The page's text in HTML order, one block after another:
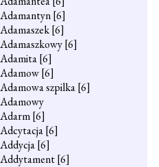
Adamantyn[6]
Adamaszek[6]
Adamaszkowy[6]
Adamita[6]
Adamow[6]
Adamowa szpilka[6]
Adamowy
Adarm[6]
Adcytacja[6]
Addycja[6]
Addytament[6]